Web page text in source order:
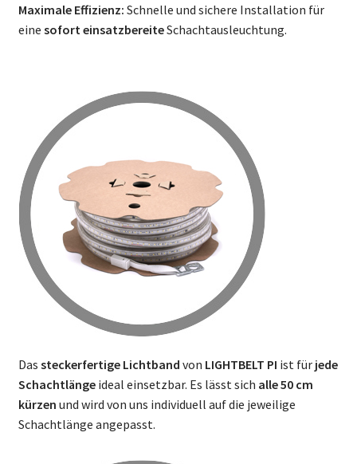
Maximale Effizienz: Schnelle und sichere Installation für
eine sofort einsatzbereiteSchachtausleuchtung.
Das steckerfertige Lichtband von LIGHTBELT PI ist für jede
Schachtlängeideal einsetzbar. Es lässt sich alle 50 cm
kürzen und wird von uns individuell auf die jeweilige
Schachtlänge angepasst.